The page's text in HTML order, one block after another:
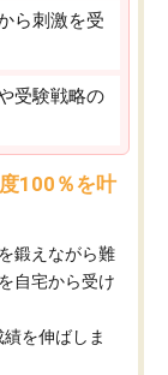
ら刺激を受
受験戦略の
100％を叶
鍛えながら難
自宅から受け
を伸ばしま